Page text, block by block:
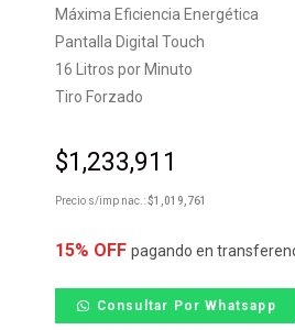
Máxima Eficiencia Energética
Pantalla Digital Touch
16 Litros por Minuto
Tiro Forzado
$1,233,911
Precio s/imp nac.:$1,019,761
15% OFF pagando en
Consultar Por Whatsapp